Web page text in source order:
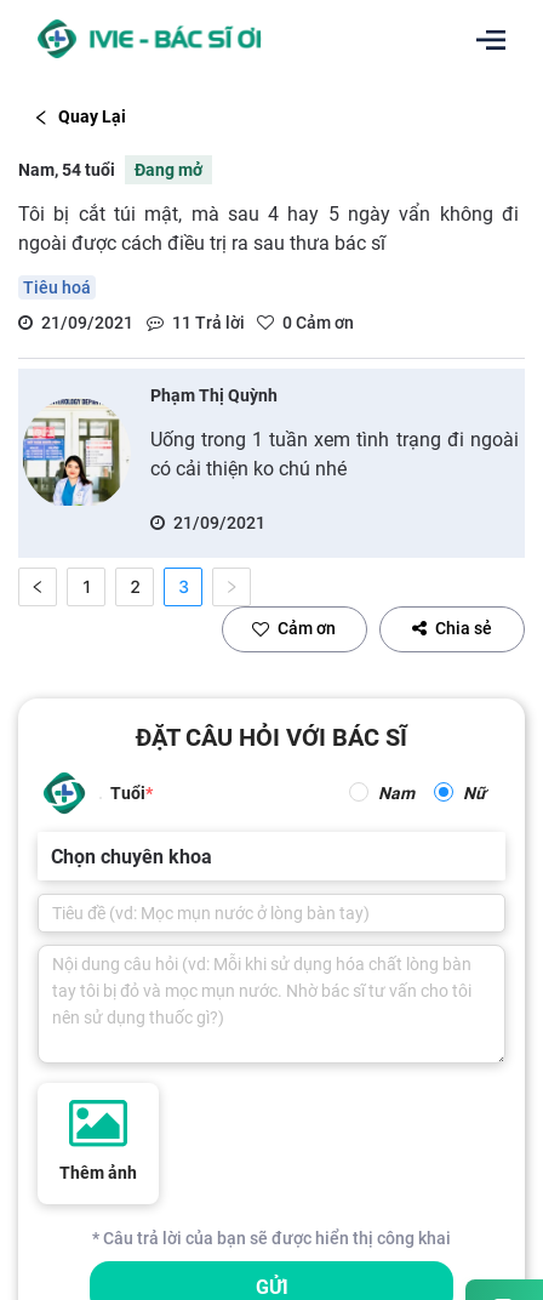
Quay Lại
Nam, 54 tuổi Đang mở
Tôi bị cắt túi mật, mà sau 4 hay 5 ngày vẩn không đi
ngoài được cách điều trị ra sau thưa bác sĩ
Tiêu hoá
21/09/2021
11 Trả lời 0Cảm ơn
Phạm Thị Quỳnh
Uống trong 1 tuần xem tình trạng đi ngoài
có cải thiện ko chú nhé
21/09/2021
1 2 3
Cảm ơn Chia sẻ
ĐẶT CÂU HỎI VỚI BÁC SĨ
Tuổi Nam Nữ
Chọn chuyên khoa
Thêm ảnh
* Câu trả lời của bạn sẽ được hiển thị công khai
GỬI